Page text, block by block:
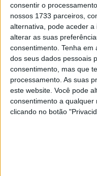
consentir o
nossos 1733 parceiros,
alternativa, pode aceder
alterar as suas
consentimento. Tenha em
dos seus dados pessoais
consentimento, mas que
processamento. As suas
este website. Você pode
consentimento a
clicando no botão
Em pequenos artigos
ordem inversa em que
seja a começar pelos
vamos rever a forma
cada corrida e dar uma
poderá sair.
Passamos a incluir,
piloto na corrida do